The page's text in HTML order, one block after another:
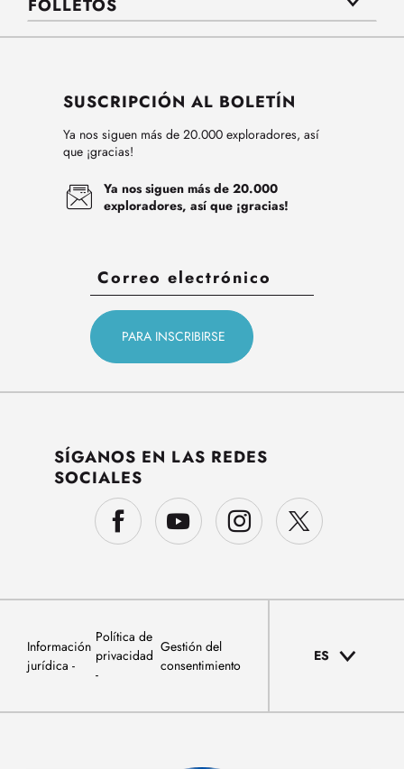
FOLLETOS
SUSCRIPCIÓN AL BOLETÍN
Ya nos siguen más de 20.000 exploradores, así
que ¡gracias!
Ya nos siguen más de 20.000
exploradores, así que ¡gracias!
SÍGANOS EN LAS REDES
SOCIALES
Información
jurídica
Política de
privacidad
Gestión del
consentimiento
ES